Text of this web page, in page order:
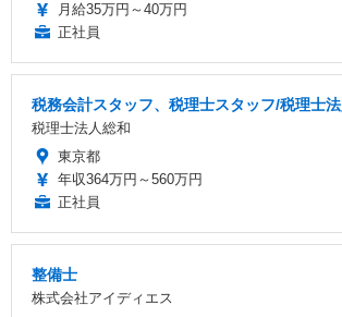
月給35万円～40万円
正社員
税務会計スタッフ、税理士スタッフ/税理士
税理士法人総和
東京都
年収364万円～560万円
正社員
整備士
株式会社アイディエス